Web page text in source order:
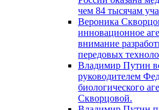
чем 84 тысячам
Вероника
инновационное
внимание
передовых
Владимир Путин
руководителем
биологического
Скворцовой.